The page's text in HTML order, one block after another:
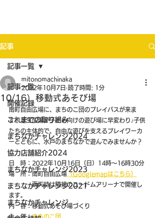
記事
記事一覧
開催記録
これまでの取り組み
まちなかチャレンジ2024
協力店舗紹介2024
まちなかチャレンジ2023
まちなかチャレンジ2021
まちなかチャレンジ
記事一覧
10/16）移動式あそび場
mitonomachinaka
2022年10月7日 読了時間: 1分
南町自由広場に、まちのこ団のプレイバスが来ま
す！芝生広場が子ども向けの遊び場に早変わり♪子供
たちの主体的で、自由な遊びを支えるプレイワーカ
ーとともに、水戸のまちなかで遊んでみませんか？
日　時：2022年10月16日（日）14時～16時30分
場　所：南町自由広場 （Googlemapはこちら）
            雨天時は隣接のユードムアリーナで開催し
ます。
内　容：移動式あそび場づくり
主　催：まちのこ団